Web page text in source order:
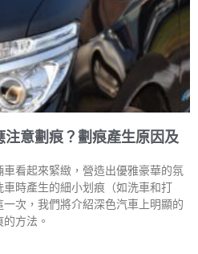
注意劃痕？劃痕產生原因及
看起來緊緻，營造出優雅豪華的氛
時產生的細小划痕（如洗車和打
次，我們將介紹深色汽車上明顯的
方法。